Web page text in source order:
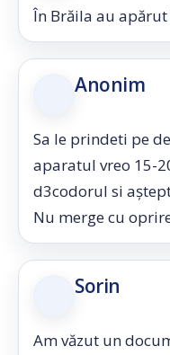
În Brăila au apărut
Anonim
Sa le prindeti pe
aparatul vreo 15-
d3codorul si
Nu merge cu
Sorin
Am văzut un